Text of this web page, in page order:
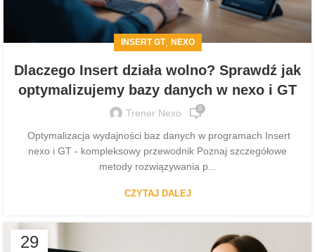
INSERT GT, NEXO
Dlaczego Insert działa wolno? Sprawdź jak
optymalizujemy bazy danych w nexo i GT
Trener Nexo 0
Optymalizacja wydajności baz danych w programach Insert
nexo i GT - kompleksowy przewodnik Poznaj szczegółowe
metody rozwiązywania p...
CZYTAJ DALEJ
29